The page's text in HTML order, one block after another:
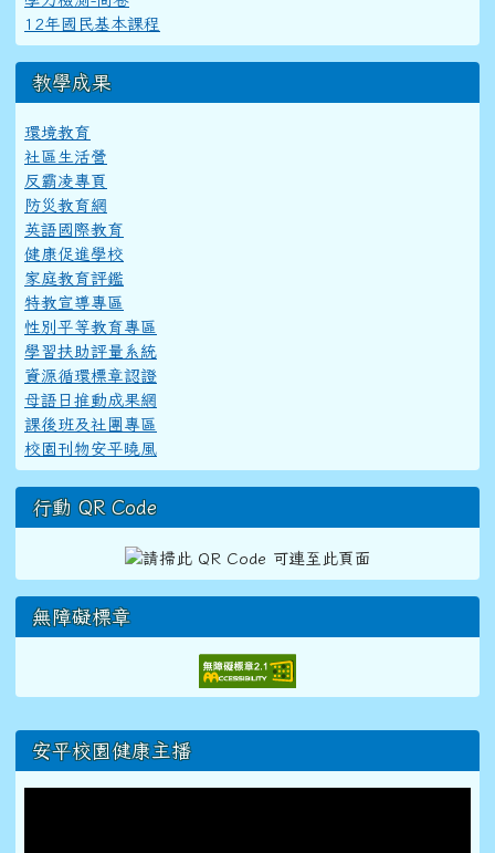
12年國民基本課程
教學成果
環境教育
社區生活營
反霸凌專頁
防災教育網
英語國際教育
健康促進學校
家庭教育評鑑
特教宣導專區
性別平等教育專區
學習扶助評量系統
資源循環標章認證
母語日推動成果網
課後班及社團專區
校園刊物安平曉風
行動 QR Code
無障礙標章
右邊區域內容
安平校園健康主播